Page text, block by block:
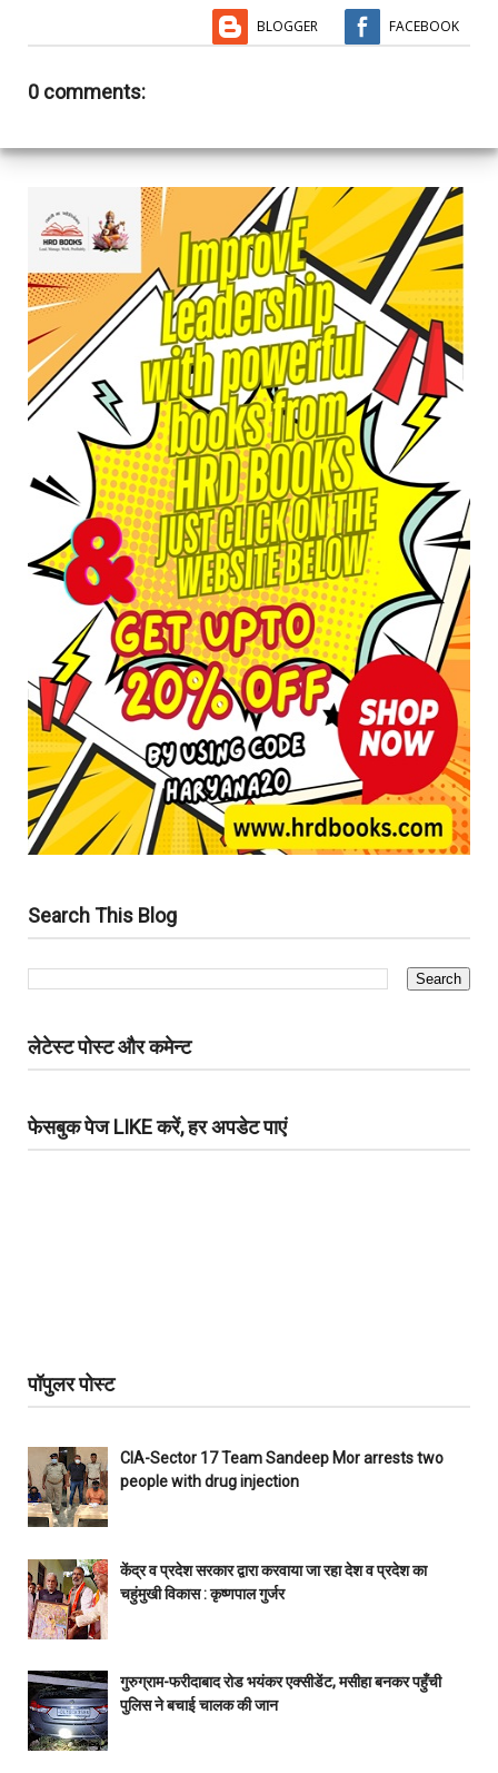
BLOGGER FACEBOOK
0 comments:
Search This Blog
लेटेस्ट पोस्ट और कमेन्ट
फेसबुक पेज LIKE करें, हर अपडेट पाएं
पॉपुलर पोस्ट
CIA-Sector 17 Team Sandeep Mor arrests two
people with drug injection
केंद्र व प्रदेश सरकार द्वारा करवाया जा रहा देश व प्रदेश का
चहुंमुखी विकास : कृष्णपाल गुर्जर
गुरुग्राम-फरीदाबाद रोड भयंकर एक्सीडेंट, मसीहा बनकर पहुँची
पुलिस ने बचाई चालक की जान